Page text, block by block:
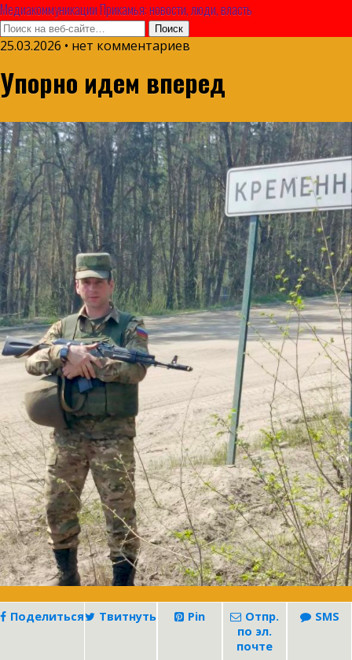
Медиакоммуникации Прикамья: новости, люди, власть
25.03.2026 • нет комментариев
Упорно идем вперед
Поделиться Твитнуть Pin
Отпр.
по эл.
почте
SMS